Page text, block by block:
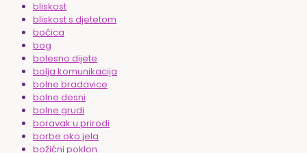
bliskost
bliskost s djetetom
bočica
bog
bolesno dijete
bolja komunikacija
bolne bradavice
bolne desni
bolne grudi
boravak u prirodi
borbe oko jela
božićni poklon